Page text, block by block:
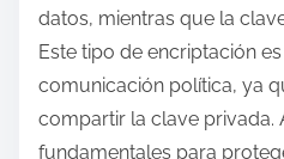
datos, mientras que la
Este tipo de encriptación
comunicación política, ya
compartir la clave privada.
fundamentales para